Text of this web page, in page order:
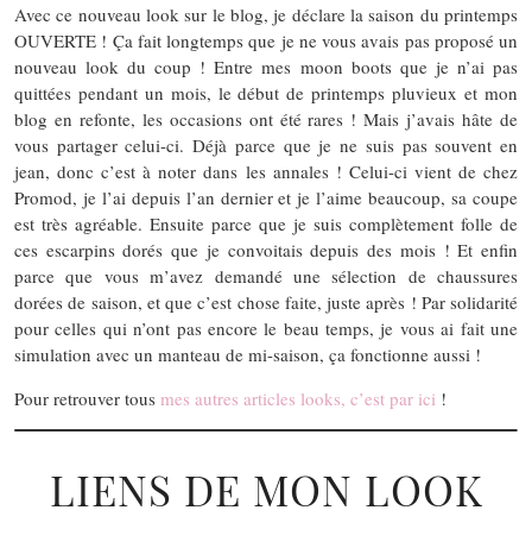
Avec ce nouveau look sur le blog, je déclare la saison du printemps
OUVERTE ! Ça fait longtemps que je ne vous avais pas proposé un
nouveau look du coup ! Entre mes moon boots que je n’ai pas
quittées pendant un mois, le début de printemps pluvieux et mon
blog en refonte, les occasions ont été rares ! Mais j’avais hâte de
vous partager celui-ci. Déjà parce que je ne suis pas souvent en
jean, donc c’est à noter dans les annales ! Celui-ci vient de chez
Promod, je l’ai depuis l’an dernier et je l’aime beaucoup, sa coupe
est très agréable. Ensuite parce que je suis complètement folle de
ces escarpins dorés que je convoitais depuis des mois ! Et enfin
parce que vous m’avez demandé une sélection de chaussures
dorées de saison, et que c’est chose faite, juste après ! Par solidarité
pour celles qui n’ont pas encore le beau temps, je vous ai fait une
simulation avec un manteau de mi-saison, ça fonctionne aussi !
Pour retrouver tous mes autres articles looks, c’est par ici !
LIENS DE MON LOOK